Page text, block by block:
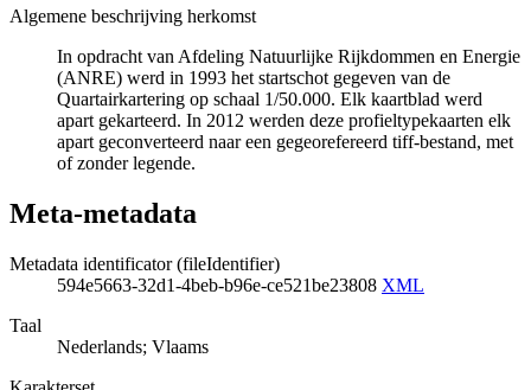
Algemene beschrijving herkomst
In opdracht van Afdeling Natuurlijke Rijkdommen en Energie
(ANRE) werd in 1993 het startschot gegeven van de
Quartairkartering op schaal 1/50.000. Elk kaartblad werd
apart gekarteerd. In 2012 werden deze profieltypekaarten elk
apart geconverteerd naar een gegeorefereerd tiff-bestand, met
of zonder legende.
Meta-metadata
Metadata identificator (fileIdentifier)
594e5663-32d1-4beb-b96e-ce521be23808 XML
Taal
Nederlands; Vlaams